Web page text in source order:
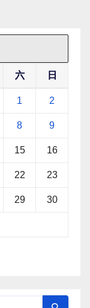
六 日
1 2
8 9
15 16
22 23
29 30